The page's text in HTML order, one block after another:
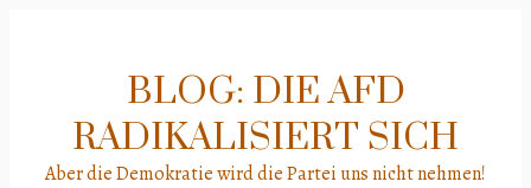
BLOG: DIE AFD
RADIKALISIERT SICH
Aber die Demokratie wird die Partei uns nicht nehmen!